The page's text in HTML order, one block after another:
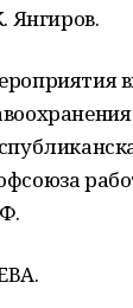
Янгиров.